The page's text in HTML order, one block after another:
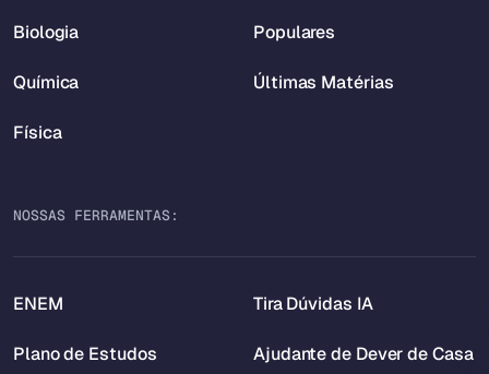
Biologia
Química
Física
Populares
Últimas Matérias
NOSSAS FERRAMENTAS:
ENEM
Plano de Estudos
Tira Dúvidas IA
Ajudante de Dever de Casa